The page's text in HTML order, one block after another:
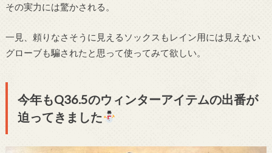
その実力には驚かされる。
一見、頼りなさそうに見えるソックスもレイン用には見えない
グローブも騙されたと思って使ってみて欲しい。
今年もQ36.5のウィンターアイテムの出番が
迫ってきました